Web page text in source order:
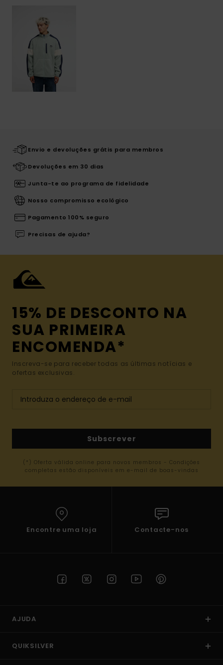
Envio e devoluções grátis para membros
Devoluções em 30 dias
Junta-te ao programa de fidelidade
Nosso compromisso ecológico
Pagamento 100% seguro
Precisas de ajuda?
15% DE DESCONTO NA
SUA PRIMEIRA
ENCOMENDA*
Inscreva-se para receber todas as últimas notícias e
ofertas exclusivas.
Subscrever
(*) Oferta válida online para novos membros - Condições
completas estão disponíveis em e-mail de boas-vindas
Encontre uma loja Contacte-nos
AJUDA
QUIKSILVER